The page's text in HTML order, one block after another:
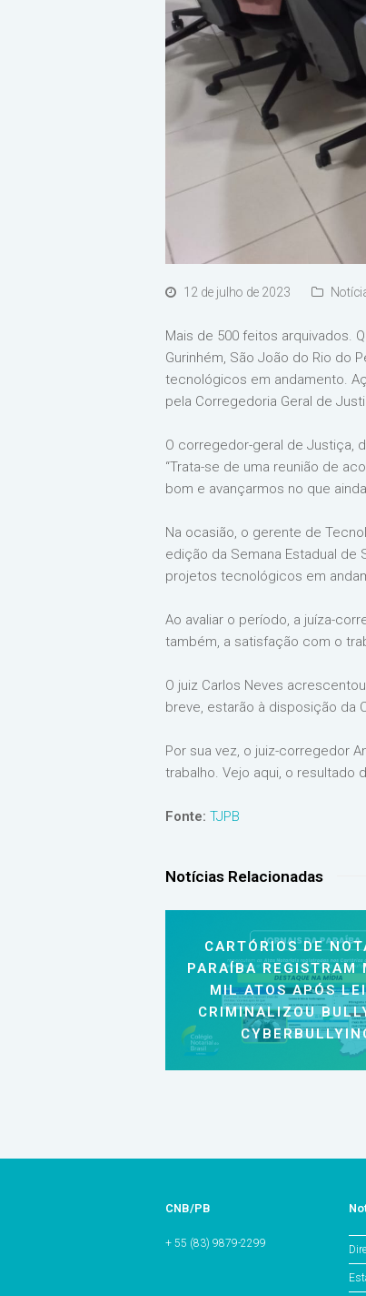
12 de julho de 2023
Mais de 500 feitos arquivados.
Gurinhém, São João do Rio do
tecnológicos em andamento.
pela Corregedoria Geral de
O corregedor-geral de Justiça,
“Trata-se de uma reunião de
bom e avançarmos no que
Na ocasião, o gerente de
edição da Semana Estadual
projetos tecnológicos em
Ao avaliar o período, a juíza-
também, a satisfação com o
O juiz Carlos Neves
breve, estarão à disposição da
Por sua vez, o juiz-corregedor
trabalho. Vejo aqui, o resultado
Fonte: TJPB
Notícias Relacionadas
CARTÓRIOS DE
PARAÍBA REGISTRAM
MIL ATOS APÓS
CRIMINALIZOU
CNB/PB
+ 55 (83) 9879-2299